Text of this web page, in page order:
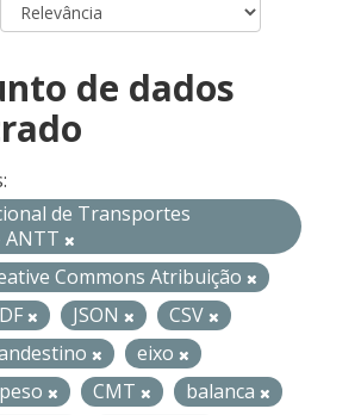
de dados
de Transportes
Commons Atribuição
JSON
CSV
eixo
CMT
balanca